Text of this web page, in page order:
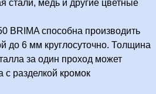
стали, медь и другие цветные
BRIMA способна производить
до 6 мм круглосуточно. Толщина
за один проход может
с разделкой кромок